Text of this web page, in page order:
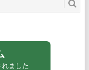
ました